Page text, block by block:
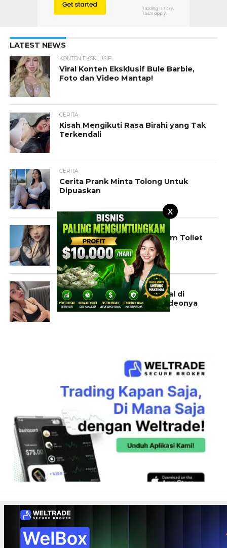
X
LATEST NEWS
KONTEN EKSKLUSIF
Viral Konten Eksklusif Bule Barbie,
Foto dan Video Mantap!
CERITA
Kisah Mengikuti Rasa Birahi yang Tak
Terkendali
CERITA
Cerita Prank Minta Tolong Untuk
Dipuaskan
CERITA
Cerita Pramugari Hot Didalam Toilet
Pesawat
KONTEN EKSKLUSIF
Konten Eksklusif Fbyana Viral di
Media Sosial, Ini Foto dan Videonya